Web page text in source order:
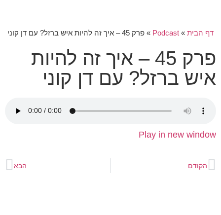
דף הבית »
Podcast
» פרק 45 – איך זה להיות איש ברזל? עם דן קוני
פרק 45 – איך זה להיות
איש ברזל? עם דן קוני
Play in new window
הקודם הבא